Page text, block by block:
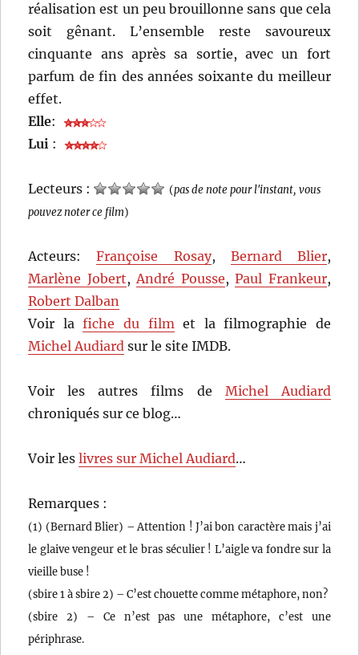
réalisation est un peu brouillonne sans que cela
soit gênant. L’ensemble reste savoureux
cinquante ans après sa sortie, avec un fort
parfum de fin des années soixante du meilleur
effet.
Elle:
Lui :
Lecteurs : (pas de note pour l'instant, vous
pouvez noter ce film)
Acteurs:Françoise Rosay, Bernard Blier,
Marlène Jobert,André Pousse,Paul Frankeur,
Robert Dalban
Voir lafiche du filmet la filmographie de
Michel Audiard sur le site IMDB.
Voir les autres films de Michel Audiard
chroniqués sur ce blog…
Voir leslivres sur Michel Audiard…
Remarques :
(1) (Bernard Blier) – Attention ! J’ai bon caractère mais j’ai
le glaive vengeur et le bras séculier ! L’aigle va fondre sur la
vieille buse !
(sbire 1 à sbire 2) – C’est chouette comme métaphore, non?
(sbire 2) – Ce n’est pas une métaphore, c’est une
périphrase.